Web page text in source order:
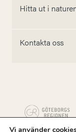
Hitta ut i
Kontakta oss
Vi använder